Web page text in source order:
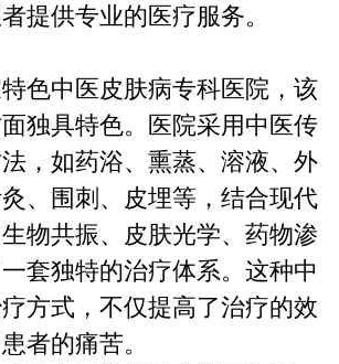
提供专业的医疗服务。
中医皮肤病专科医院，该
独具特色。医院采用中医传
，如药浴、熏蒸、溶液、外
、围刺、皮埋等，结合现代
物共振、皮肤光学、药物渗
套独特的治疗体系。这种中
方式，不仅提高了治疗的效
者的痛苦。